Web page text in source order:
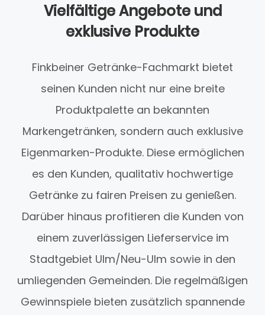
Vielfältige Angebote und
exklusive Produkte
Finkbeiner Getränke-Fachmarkt bietet
seinen Kunden nicht nur eine breite
Produktpalette an bekannten
Markengetränken, sondern auch exklusive
Eigenmarken-Produkte. Diese ermöglichen
es den Kunden, qualitativ hochwertige
Getränke zu fairen Preisen zu genießen.
Darüber hinaus profitieren die Kunden von
einem zuverlässigen Lieferservice im
Stadtgebiet Ulm/Neu-Ulm sowie in den
umliegenden Gemeinden. Die regelmäßigen
Gewinnspiele bieten zusätzlich spannende